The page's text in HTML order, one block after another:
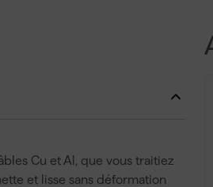
Cu et Al, que vous traitiez
et lisse sans déformation